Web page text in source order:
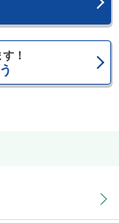
！